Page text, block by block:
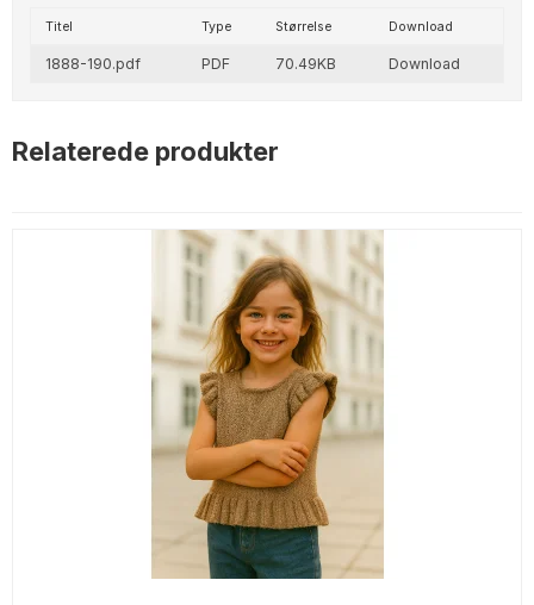
Titel Type Størrelse Download
1888-190.pdf PDF 70.49KB Download
Relaterede produkter